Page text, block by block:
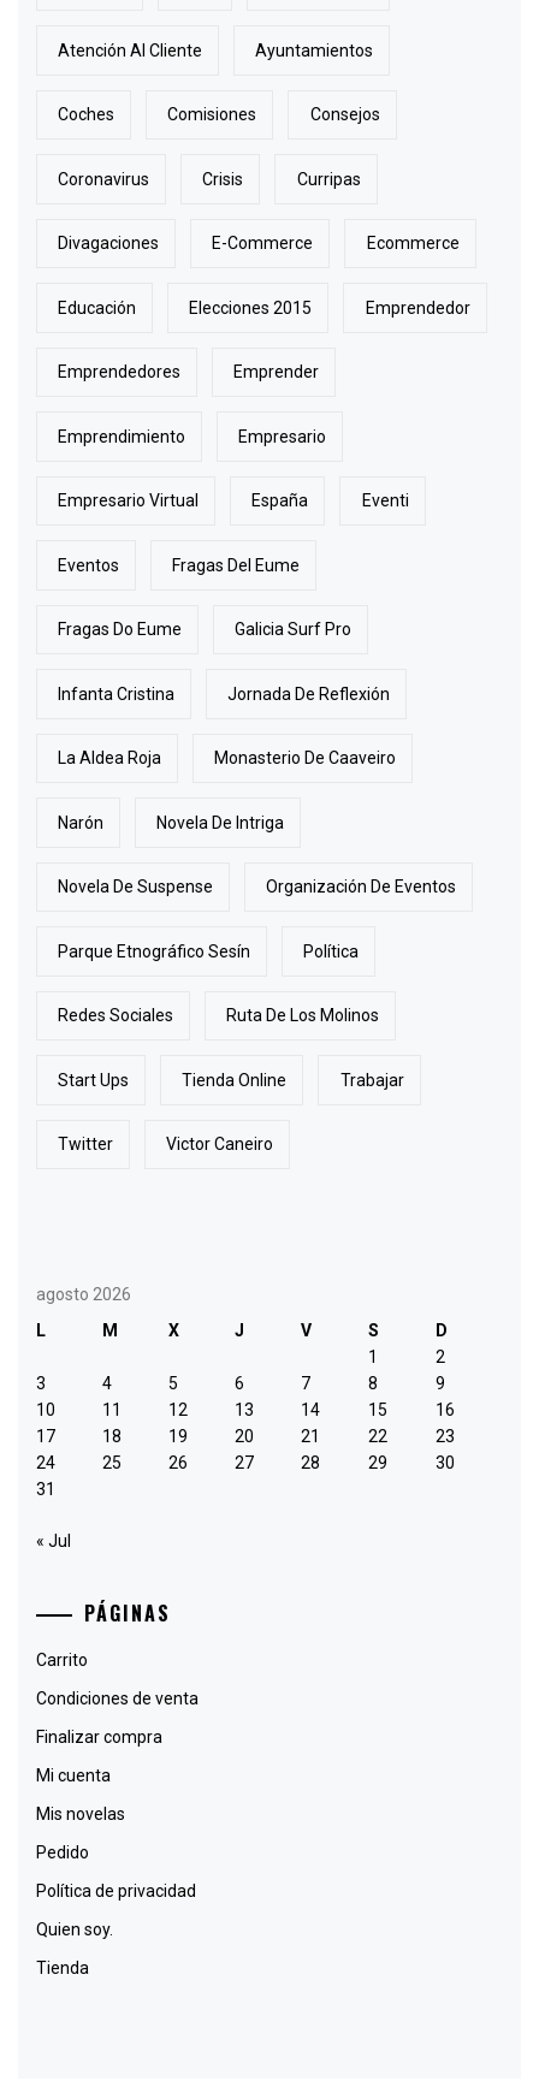
Atención Al Cliente Ayuntamientos
Coches Comisiones Consejos
Coronavirus Crisis Curripas
Divagaciones E-Commerce Ecommerce
Educación Elecciones 2015 Emprendedor
Emprendedores Emprender
Emprendimiento Empresario
Empresario Virtual España Eventi
Eventos Fragas Del Eume
Fragas Do Eume Galicia Surf Pro
Infanta Cristina Jornada De Reflexión
La Aldea Roja Monasterio De Caaveiro
Narón Novela De Intriga
Novela De Suspense Organización De Eventos
Parque Etnográfico Sesín Política
Redes Sociales Ruta De Los Molinos
Start Ups Tienda Online Trabajar
Twitter Victor Caneiro
agosto 2026
L
M X J V S
D
1
2
3
4 5 6 7 8
9
10
11 12 13 14 15
16
17
18 19 20 21 22
23
24
25 26 27 28 29
30
31
« Jul
PÁGINAS
Carrito
Condiciones de venta
Finalizar compra
Mi cuenta
Mis novelas
Pedido
Política de privacidad
Quien soy.
Tienda